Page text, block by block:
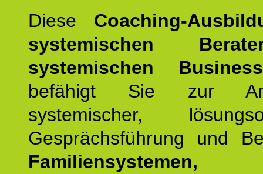
Diese Coaching-
systemischen
systemischen
befähigt Sie zur
systemischer,
Gesprächsführung und
Familiensystemen,